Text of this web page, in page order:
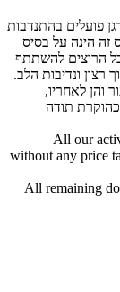
פועלים בהתנדבות
הינה על בסיס
הרוצים להשתתף
ונדיבות הלב.
והן לאחריו,
כהוקרת תודה
All our
without any price
All remaining